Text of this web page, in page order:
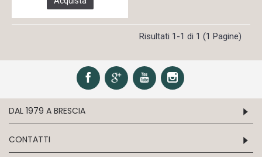
Risultati 1-1 di 1 (1 Pagine)
DAL 1979 A BRESCIA
CONTATTI